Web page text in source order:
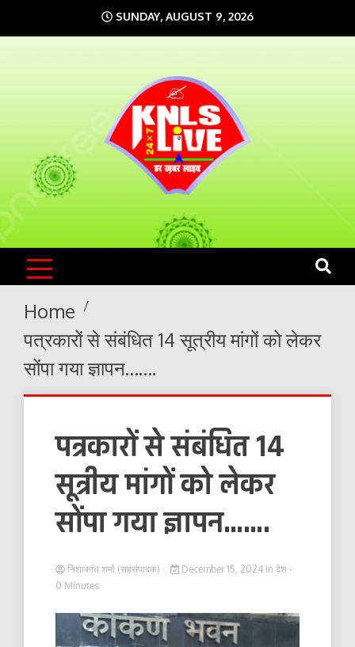
to
SUNDAY, AUGUST 9, 2026
KNLS LIVE
India`s No.1 News Portal
Home
पत्रकारों से संबंधित 14 सूत्रीय मांगों को लेकर
सोंपा गया ज्ञापन…….
पत्रकारों से संबंधित 14
सूत्रीय मांगों को लेकर
सोंपा गया ज्ञापन…….
निशाकांत शर्मा (सहसंपादक) December 15, 2024 in देश -
0 Minutes